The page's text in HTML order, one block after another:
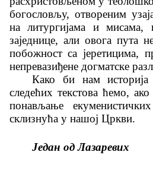
богословљу, отвореним
на литургијама и мисама,
заједнице, али овога пута
побожност са јеретицима,
непревазиђене догматске
Како би нам
следећих текстова ћемо,
понављање
склизнућа у нашој Цркви.
Један од Лазаревих